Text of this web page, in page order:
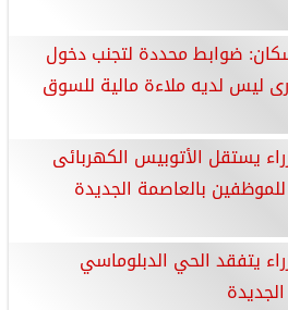
ضوابط محددة لتجنب دخول
ليس لديه ملاءة مالية للسوق
يستقل الأتوبيس الكهربائى
بالعاصمة الجديدة
يتفقد الحي الدبلوماسي